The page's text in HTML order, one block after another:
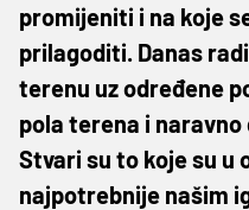
promijeniti i na koje
prilagoditi. Danas
terenu uz određene
pola terena i
Stvari su to koje su u
najpotrebnije našim